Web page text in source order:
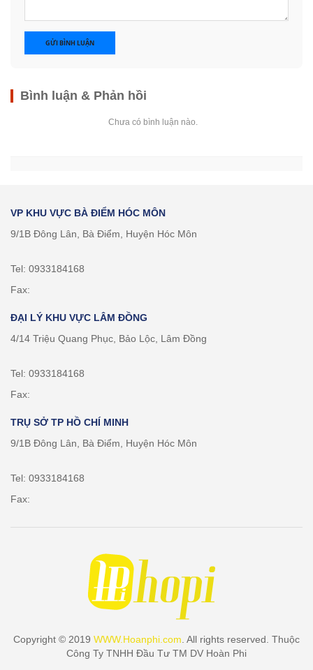
GỬI BÌNH LUẬN
Bình luận & Phản hồi
Chưa có bình luận nào.
VP KHU VỰC BÀ ĐIỂM HÓC MÔN
9/1B Đông Lân, Bà Điểm, Huyện Hóc Môn
Tel: 0933184168
Fax:
ĐẠI LÝ KHU VỰC LÂM ĐỒNG
4/14 Triệu Quang Phục, Bảo Lộc, Lâm Đồng
Tel: 0933184168
Fax:
TRỤ SỞ TP HỒ CHÍ MINH
9/1B Đông Lân, Bà Điểm, Huyện Hóc Môn
Tel: 0933184168
Fax:
Copyright © 2019 WWW.Hoanphi.com. All rights reserved. Thuộc
Công Ty TNHH Đầu Tư TM DV Hoàn Phi